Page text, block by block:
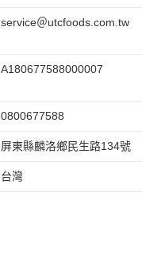
service＠utcfoods.com.tw
A180677588000007
0800677588
屏東縣麟洛鄉民生路134號
台灣